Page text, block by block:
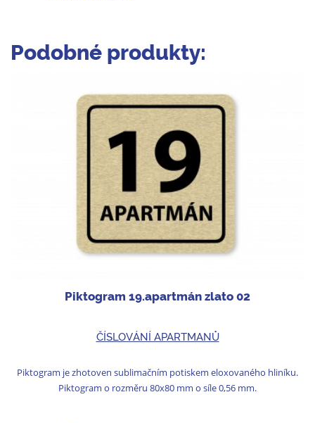
Podobné produkty:
Piktogram 19.apartmán zlato 02
ČÍSLOVÁNÍ APARTMANŮ
Piktogram je zhotoven sublimačním potiskem eloxovaného hliníku.
Piktogram o rozměru 80x80 mm o síle 0,56 mm.